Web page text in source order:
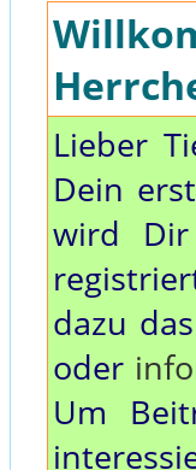
Lieber
Dein
wird Dir
dazu das
oder
Um